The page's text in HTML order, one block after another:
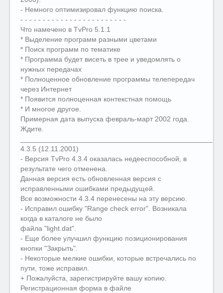
- Немного оптимизировал функцию поиска.
- - - - - - - - - - - - - - - - - - - - - - - -
Что намечено в TvPro 5.1.1
* Выделение программ разными цветами
* Поиск программ по тематике
* Программа будет висеть в трее и уведомлять о
нужных передачах
* Полноценное обновление программы телепередач
через Интернет
* Появится полноценная контекстная помощь
* И многое другое.
Примерная дата выпуска февраль-март 2002 года.
Ждите.
4.3.5 (12.11.2001)
- Версия TvPro 4.3.4 оказалась недееспособной, в
результате чего отменена.
Данная версия есть обновленная версия с
исправленными ошибками предыдущей.
Все возможности 4.3.4 перенесены на эту версию.
- Исправил ошибку "Range check error". Возникала
когда в каталоге не было
файла "light.dat".
- Еще более улучшил функцию позиционирования
кнопки "Закрыть".
- Некоторые мелкие ошибки, которые встречались по
пути, тоже исправил.
+ Пожалуйста, зарегистрируйте вашу копию.
Регистрационная форма в файле